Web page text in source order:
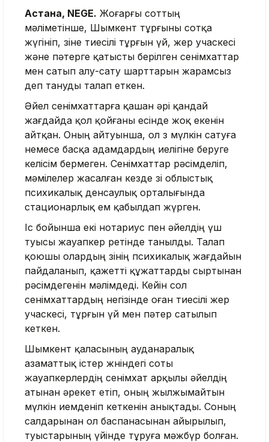
Астана, NEGE. Жоғарғы соттың
мәліметінше, Шымкент тұрғыны сотқа
жүгініп, өзіне тиесілі тұрғын үй, жер учаскесі
және пәтерге қатысты берілген сенімхаттар
мен сатып алу-сату шарттарын жарамсыз
деп тануды талап еткен.
Әйел сенімхаттарға қашан әрі қандай
жағдайда қол қойғаны есінде жоқ екенін
айтқан. Оның айтуынша, ол өз мүлкін сатуға
немесе басқа адамдардың иелігіне беруге
келісім бермеген. Сенімхаттар рәсімделіп,
мәмілелер жасалған кезде өзі облыстық
психикалық денсаулық орталығында
стационарлық ем қабылдап жүрген.
Іс бойынша екі нотариус пен әйелдің үш
туысы жауапкер ретінде танылды. Талап
қоюшы олардың өзінің психикалық жағдайын
пайдаланып, қажетті құжаттарды сыртынан
рәсімдегенін мәлімдеді. Кейін сол
сенімхаттардың негізінде оған тиесілі жер
учаскесі, тұрғын үй мен пәтер сатылып
кеткен.
Шымкент қаласының ауданаралық
азаматтық істер жөніндегі соты
жауапкерлердің сенімхат арқылы әйелдің
атынан әрекет етіп, оның жылжымайтын
мүлкін иемденіп кеткенін анықтады. Соның
салдарынан ол баспанасынан айырылып,
туыстарының үйінде тұруға мәжбүр болған.